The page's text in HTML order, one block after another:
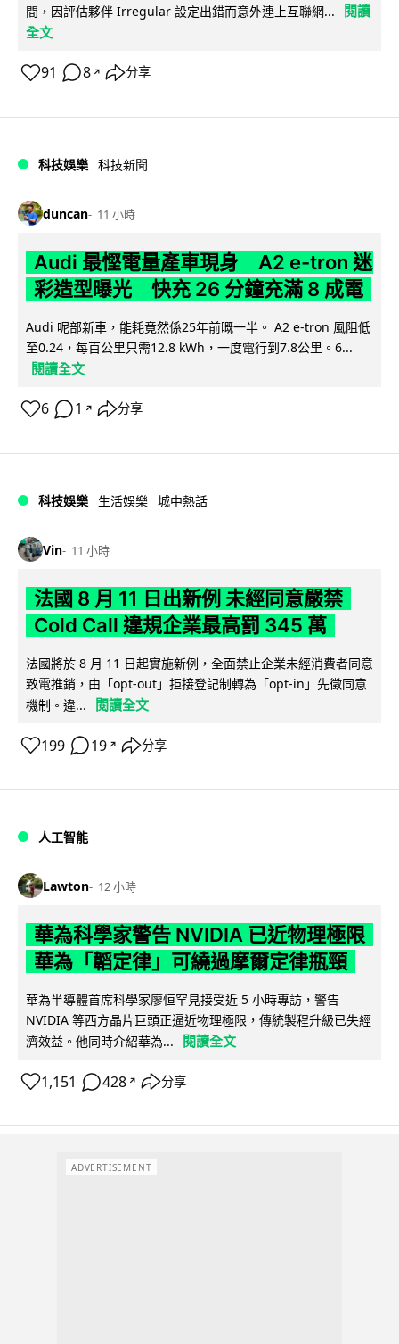
間，因評估夥伴 Irregular 設定出錯而意外連上互聯網...
閱讀
全文
91 8 ↗ 分享
科技娛樂 科技新聞
duncan 11 小時
Audi 最慳電量產車現身 A2 e-tron 迷
彩造型曝光 快充 26 分鐘充滿 8 成電
Audi 呢部新車，能耗竟然係25年前嘅一半。 A2 e-tron 風阻低
至0.24，每百公里只需12.8 kWh，一度電行到7.8公里。6...
閱讀全文
6 1 ↗ 分享
科技娛樂 生活娛樂 城中熱話
Vin 11 小時
法國 8 月 11 日出新例 未經同意嚴禁
Cold Call 違規企業最高罰 345 萬
法國將於 8 月 11 日起實施新例，全面禁止企業未經消費者同意
致電推銷，由「opt-out」拒接登記制轉為「opt-in」先徵同意
機制。違...
閱讀全文
199 19 ↗ 分享
人工智能
Lawton 12 小時
華為科學家警告 NVIDIA 已近物理極限
華為「韜定律」可繞過摩爾定律瓶頸
華為半導體首席科學家廖恒罕見接受近 5 小時專訪，警告
NVIDIA 等西方晶片巨頭正逼近物理極限，傳統製程升級已失經
濟效益。他同時介紹華為...
閱讀全文
1,151 428 ↗ 分享
ADVERTISEMENT